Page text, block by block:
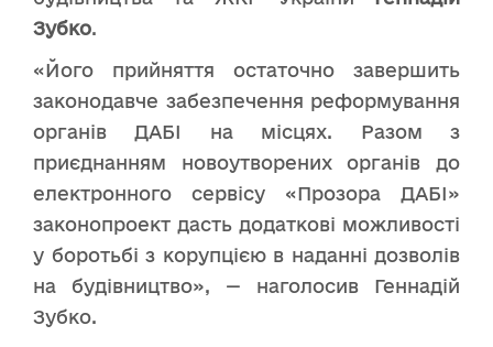
Зубко.
«Його прийняття остаточно завершить
законодавче забезпечення реформування
органів ДАБІ на місцях. Разом з
приєднанням новоутворених органів до
електронного сервісу «Прозора ДАБІ»
законопроект дасть додаткові можливості
у боротьбі з корупцією в наданні дозволів
на будівництво», — наголосив Геннадій
Зубко.